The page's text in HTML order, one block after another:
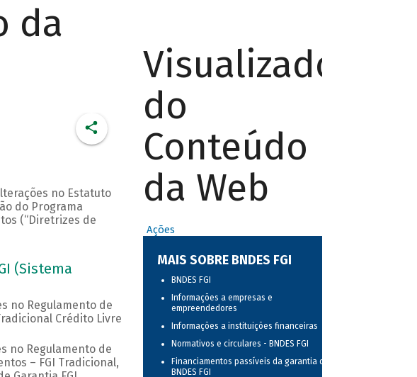
da
no Estatuto
do Programa
(“Diretrizes de
(Sistema
no Regulamento de
Crédito Livre
no Regulamento de
– FGI Tradicional,
Visualizador
do
Conteúdo
da Web
Ações
MAIS SOBRE BNDES FGI
BNDES FGI
Informações a empresas e
empreendedores
Informações a instituições financeiras
Normativos e circulares - BNDES FGI
Financiamentos passíveis da garantia do
BNDES FGI